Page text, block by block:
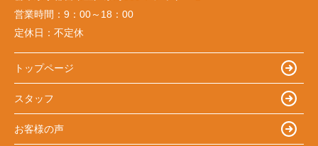
営業時間： 9：00～18：00
定休日： 不定休
トップページ
スタッフ
お客様の声